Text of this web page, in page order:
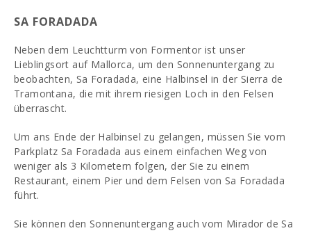
SA FORADADA
Neben dem Leuchtturm von Formentor ist unser
Lieblingsort auf Mallorca, um den Sonnenuntergang zu
beobachten, Sa Foradada, eine Halbinsel in der Sierra de
Tramontana, die mit ihrem riesigen Loch in den Felsen
überrascht.
Um ans Ende der Halbinsel zu gelangen, müssen Sie vom
Parkplatz Sa Foradada aus einem einfachen Weg von
weniger als 3 Kilometern folgen, der Sie zu einem
Restaurant, einem Pier und dem Felsen von Sa Foradada
führt.
Sie können den Sonnenuntergang auch vom Mirador de Sa